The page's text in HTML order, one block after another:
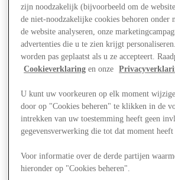
Plan je bezoek
zijn noodzakelijk (bijvoorbeeld om de
de niet-noodzakelijke cookies behoren onder
de website analyseren, onze
advertenties die u te zien krijgt
worden pas geplaatst als u ze accepteert.
Cookieverklaring en onze
U kunt uw voorkeuren op elk moment
door op "Cookies beheren" te klikken in de
intrekken van uw toestemming heeft geen
gegevensverwerking die tot dat moment heeft
Voor informatie over de derde partijen
hieronder op "Cookies beheren".